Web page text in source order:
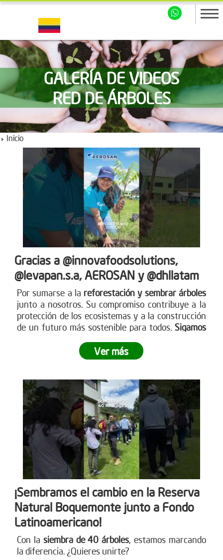
GALERÍA DE VIDEOS
RED DE ÁRBOLES
Inicio
Gracias a @innovafoodsolutions,
@levapan.s.a, AEROSAN y @dhllatam
Por sumarse a la reforestación y sembrar árboles
junto a nosotros. Su compromiso contribuye a la
protección de los ecosistemas y a la construcción
de un futuro más sostenible para todos.Sigamos
Ver más
¡Sembramos el cambio en la Reserva
Natural Boquemonte junto a Fondo
Latinoamericano!
Con la siembra de 40 árboles, estamos marcando
la diferencia. ¿Quieres unirte?